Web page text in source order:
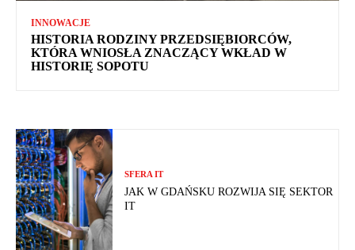
INNOWACJE
HISTORIA RODZINY PRZEDSIĘBIORCÓW,
KTÓRA WNIOSŁA ZNACZĄCY WKŁAD W
HISTORIĘ SOPOTU
SFERA IT
JAK W GDAŃSKU ROZWIJA SIĘ SEKTOR
IT